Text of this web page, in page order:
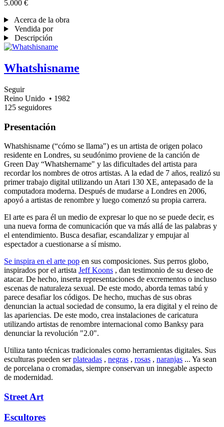
5.000 €
Acerca de la obra
Vendida por
Descripción
Whatshisname
Seguir
Reino Unido • 1982
125 seguidores
Presentación
Whatshisname (“cómo se llama") es un artista de origen polaco
residente en Londres, su seudónimo proviene de la canción de
Green Day “Whatshername" y las dificultades del artista para
recordar los nombres de otros artistas. A la edad de 7 años, realizó su
primer trabajo digital utilizando un Atari 130 XE, antepasado de la
computadora moderna. Después de mudarse a Londres en 2006,
apoyó a artistas de renombre y luego comenzó su propia carrera.
El arte es para él un medio de expresar lo que no se puede decir, es
una nueva forma de comunicación que va más allá de las palabras y
el entendimiento. Busca desafiar, escandalizar y empujar al
espectador a cuestionarse a sí mismo.
Se inspira en el arte pop en sus composiciones. Sus perros globo,
inspirados por el artista Jeff Koons , dan testimonio de su deseo de
atacar. De hecho, inserta representaciones de excrementos o incluso
escenas de naturaleza sexual. De este modo, aborda temas tabú y
parece desafiar los códigos. De hecho, muchas de sus obras
denuncian la actual sociedad de consumo, la era digital y el reino de
las apariencias. De este modo, crea instalaciones de caricatura
utilizando artistas de renombre internacional como Banksy para
denunciar la revolución "2.0".
Utiliza tanto técnicas tradicionales como herramientas digitales. Sus
esculturas pueden serplateadas , negras , rosas , naranjas ... Ya sean
de porcelana o cromadas, siempre conservan un innegable aspecto
de modernidad.
Street Art
Escultores